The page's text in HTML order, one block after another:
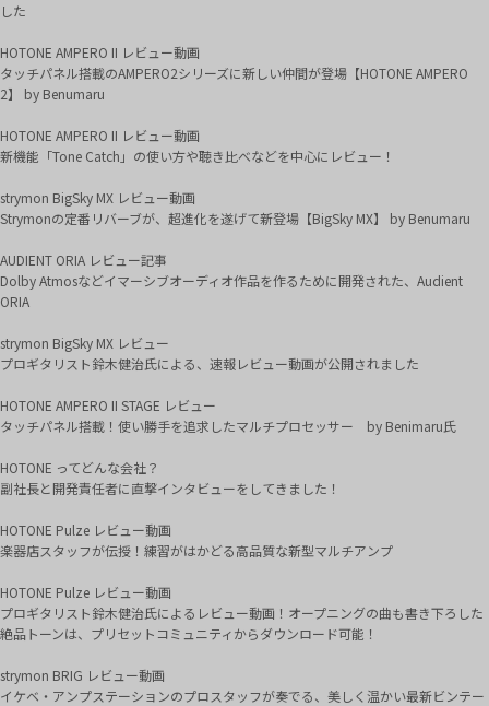
した
HOTONE AMPERO II レビュー動画
タッチパネル搭載のAMPERO2シリーズに新しい仲間が登場【HOTONE AMPERO
2】 by Benumaru
HOTONE AMPERO II レビュー動画
新機能「Tone Catch」の使い方や聴き比べなどを中心にレビュー！
strymon BigSky MX レビュー動画
Strymonの定番リバーブが、超進化を遂げて新登場【BigSky MX】 by Benumaru
AUDIENT ORIA レビュー記事
Dolby Atmosなどイマーシブオーディオ作品を作るために開発された、Audient
ORIA
strymon BigSky MX レビュー
プロギタリスト鈴木健治氏による、速報レビュー動画が公開されました
HOTONE AMPERO II STAGE レビュー
タッチパネル搭載！使い勝手を追求したマルチプロセッサー by Benimaru氏
HOTONE ってどんな会社？
副社長と開発責任者に直撃インタビューをしてきました！
HOTONE Pulze レビュー動画
楽器店スタッフが伝授！練習がはかどる高品質な新型マルチアンプ
HOTONE Pulze レビュー動画
プロギタリスト鈴木健治氏によるレビュー動画！オープニングの曲も書き下ろした
絶品トーンは、プリセットコミュニティからダウンロード可能！
strymon BRIG レビュー動画
イケベ・アンプステーションのプロスタッフが奏でる、美しく温かい最新ビンテー